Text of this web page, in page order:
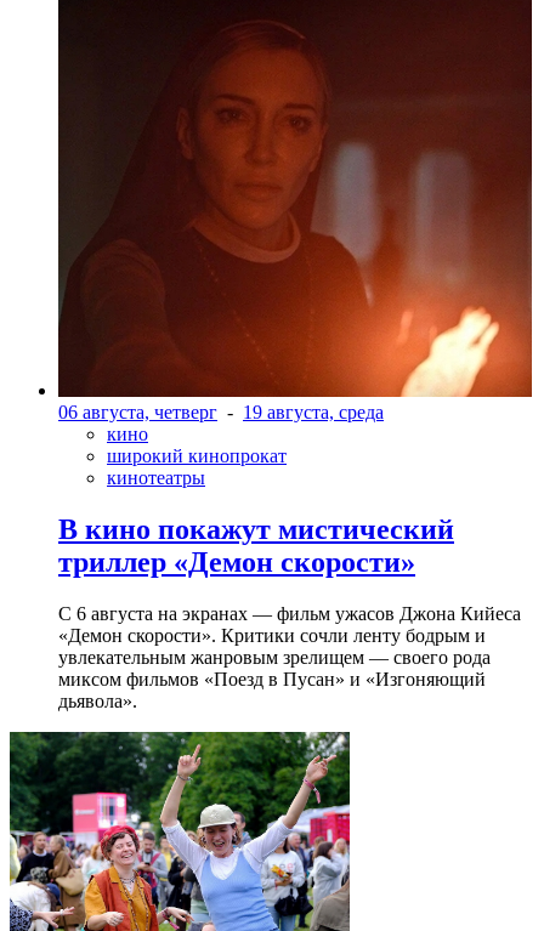
06 августа, четверг - 19 августа, среда
кино
широкий кинопрокат
кинотеатры
В кино покажут мистический
триллер «Демон скорости»
С 6 августа на экранах — фильм ужасов Джона Кийеса
«Демон скорости». Критики сочли ленту бодрым и
увлекательным жанровым зрелищeм — своего рода
миксом фильмов «Поезд в Пусан» и «Изгоняющий
дьявола».